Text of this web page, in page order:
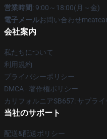
営業時間: 9:00～18:00(月～金)
電子メールお問い合わせ
会社案内
私たちについて
利用規約
プライバシーポリシー
DMCA - 著作権ポリシー
カリフォルニアSB657: サプラ
当社のサポート
配送&配送ポリシー